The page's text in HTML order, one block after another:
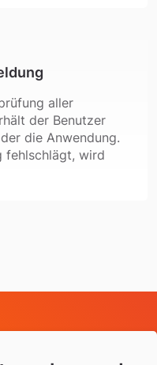
aller
der Benutzer
die Anwendung.
fehlschlägt, wird